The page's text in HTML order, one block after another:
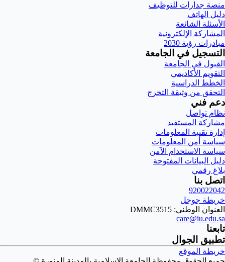
منصة جدارات للتوظيف
دليل الهاتف
الأسئلة الشائعة
المشاركة الإلكترونية
مبادرات رؤية 2030
التسجيل في الجامعة
القبول في الجامعة
التقويم الأكاديمي
الخطط الدراسية
التحقق من وثيقة التخرج
دعم فني
نظام تواصل
مشاركة المستفيد
إدارة تقنية المعلومات
سياسة أمن المعلومات
سياسة الاستخدام الآمن
دليل البيانات المفتوحة
بلاغ رقمي
اتصل بنا
920022042
خريطة جوجل
العنوان الوطني: DMMC3515
care@iu.edu.sa
تابعنا
تطبيق الجوال
خريطة الموقع